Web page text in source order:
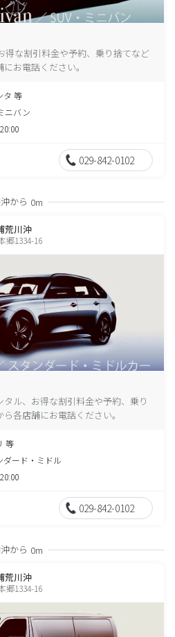
得な割引料金や予約、乗り捨てなど
お電話ください。
タ 等
ニバン
029-842-0102
から 0m
荒川沖
郷1334-16
ル、お得な割引料金や予約、乗り
各店舗にお電話ください。
等
ダード・ミドル
029-842-0102
から 0m
荒川沖
郷1334-16